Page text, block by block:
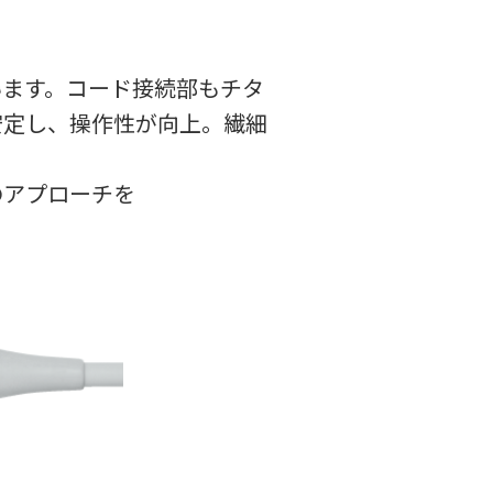
す。コード接続部もチタ
し、操作性が向上。繊細
プローチを